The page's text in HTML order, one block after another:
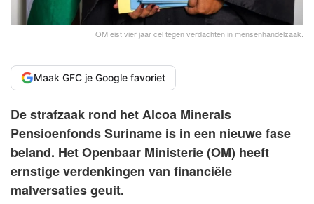
OM eist vier jaar cel tegen verdachten in mensenhandelzaak.
Maak GFC je Google favoriet
De strafzaak rond het Alcoa Minerals
Pensioenfonds Suriname is in een nieuwe fase
beland. Het Openbaar Ministerie (OM) heeft
ernstige verdenkingen van financiële
malversaties geuit.